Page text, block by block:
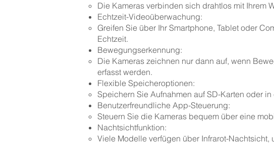
Die Kameras verbinden sich drahtlos mit Ihrem
Echtzeit-Videoüberwachung:
Greifen Sie über Ihr Smartphone, Tablet oder
Echtzeit.
Bewegungserkennung:
Die Kameras zeichnen nur dann auf, wenn
erfasst werden.
Flexible Speicheroptionen:
Speichern Sie Aufnahmen auf SD-Karten oder
Benutzerfreundliche App-Steuerung:
Steuern Sie die Kameras bequem über eine
Nachtsichtfunktion:
Viele Modelle verfügen über Infrarot-